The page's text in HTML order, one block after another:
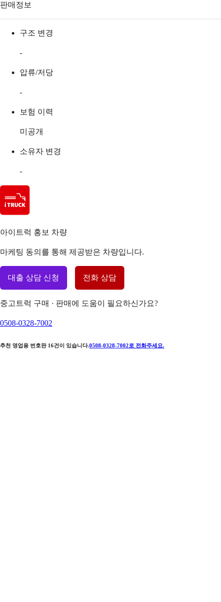
판매정보
구조 변경
-
압류/저당
-
보험 이력
미공개
소유자 변경
-
아이트럭 홍보 차량
마케팅 동의를 통해 제공받은 차량입니다.
대출 상담 신청 전화 상담
중고트럭 구매 · 판매에 도움이 필요하신가요?
0508-0328-7002
추천 영업용 번호판 16건이 있습니다.0508-0328-7002 로 전화주세요.